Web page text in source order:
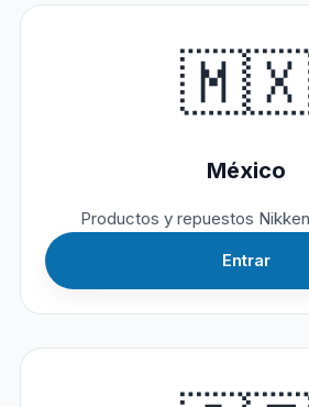
México
Productos y repuestos
Entrar